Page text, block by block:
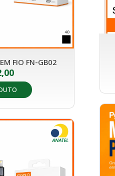
FIO FN-GB02